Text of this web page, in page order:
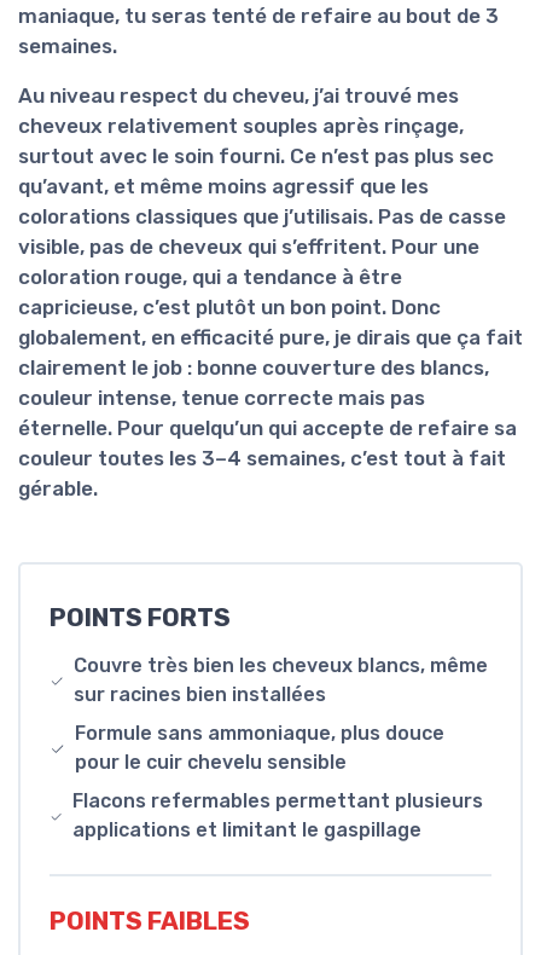
maniaque, tu seras tenté de refaire au bout de 3
semaines.
Au niveau respect du cheveu, j’ai trouvé mes
cheveux relativement souples après rinçage,
surtout avec le soin fourni. Ce n’est pas plus sec
qu’avant, et même moins agressif que les
colorations classiques que j’utilisais. Pas de casse
visible, pas de cheveux qui s’effritent. Pour une
coloration rouge, qui a tendance à être
capricieuse, c’est plutôt un bon point. Donc
globalement, en efficacité pure, je dirais que ça fait
clairement le job : bonne couverture des blancs,
couleur intense, tenue correcte mais pas
éternelle. Pour quelqu’un qui accepte de refaire sa
couleur toutes les 3–4 semaines, c’est tout à fait
gérable.
POINTS FORTS
Couvre très bien les cheveux blancs, même
sur racines bien installées
Formule sans ammoniaque, plus douce
pour le cuir chevelu sensible
Flacons refermables permettant plusieurs
applications et limitant le gaspillage
POINTS FAIBLES